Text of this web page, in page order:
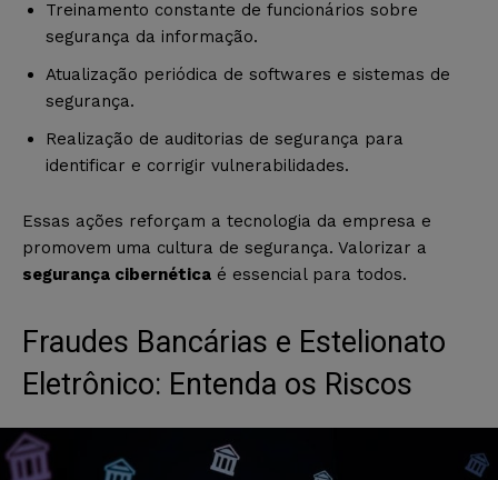
Treinamento constante de funcionários sobre
segurança da informação.
Atualização periódica de softwares e sistemas de
segurança.
Realização de auditorias de segurança para
identificar e corrigir vulnerabilidades.
Essas ações reforçam a tecnologia da empresa e
promovem uma cultura de segurança. Valorizar a
segurança cibernética é essencial para todos.
Fraudes Bancárias e Estelionato
Eletrônico: Entenda os Riscos